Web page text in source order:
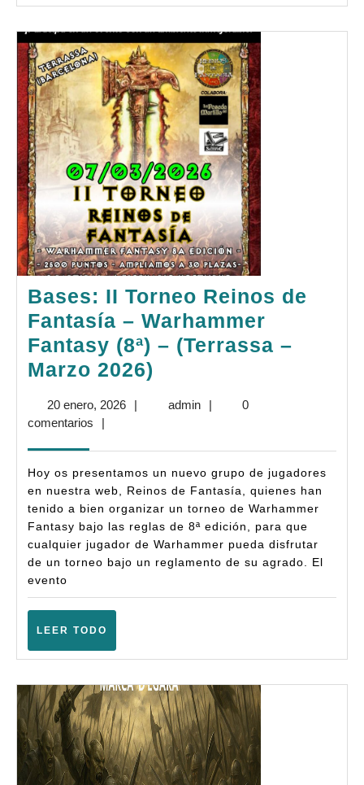
–
Abril
2026)
Bases: II Torneo Reinos de
Fantasía – Warhammer
Fantasy (8ª) – (Terrassa –
Marzo 2026)
Torneo
de
Fantasía
–
Warhammer
Fantasy
–
Marzo
2026)
20 enero, 202620| adminadmin
|
0
comentarios
|
Hoy os presentamos un nuevo grupo de jugadores
en nuestra web, Reinos de Fantasía, quienes han
tenido a bien organizar un torneo de Warhammer
Fantasy bajo las reglas de 8ª edición, para que
cualquier jugador de Warhammer pueda disfrutar
de un torneo bajo un reglamento de su agrado. El
evento
LEER TODO